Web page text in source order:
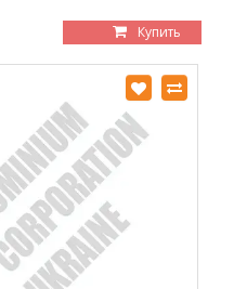
Купить